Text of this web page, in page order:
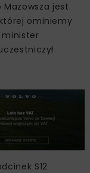
Mazowsza jest
ominiemy
minister
S12